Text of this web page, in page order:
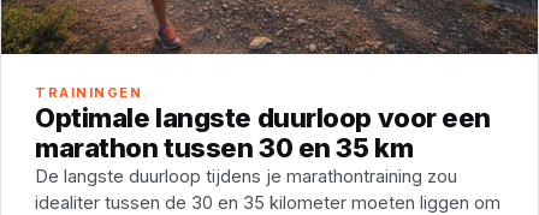
TRAININGEN
Optimale langste duurloop voor een
marathon tussen 30 en 35 km
De langste duurloop tijdens je marathontraining zou
idealiter tussen de 30 en 35 kilometer moeten liggen om